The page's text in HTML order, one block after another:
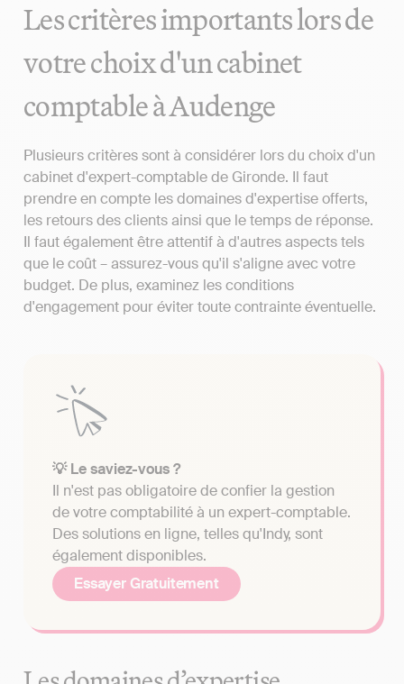
Les critères importants lors de
votre choix d'un cabinet
comptable à Audenge
Plusieurs critères sont à considérer lors du choix d'un
cabinet d'expert-comptable de Gironde. Il faut
prendre en compte les domaines d'expertise offerts,
les retours des clients ainsi que le temps de réponse.
Il faut également être attentif à d'autres aspects tels
que le coût – assurez-vous qu'il s'aligne avec votre
budget. De plus, examinez les conditions
d'engagement pour éviter toute contrainte éventuelle.
💡 Le saviez-vous ?
Il n'est pas obligatoire de confier la gestion
de votre comptabilité à un expert-comptable.
Des solutions en ligne, telles qu'Indy, sont
également disponibles.
Essayer Gratuitement